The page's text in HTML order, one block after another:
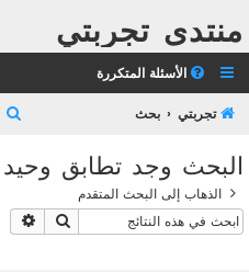
منتدى تجربتي
الأسئلة المتكررة
تجربتي بحث
البحث وجد تطابق وحيد
الذهاب إلى البحث المتقدم
بحث